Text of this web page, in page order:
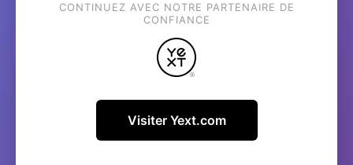
CONTINUEZ AVEC NOTRE PARTENAIRE DE
CONFIANCE
Visiter Yext.com